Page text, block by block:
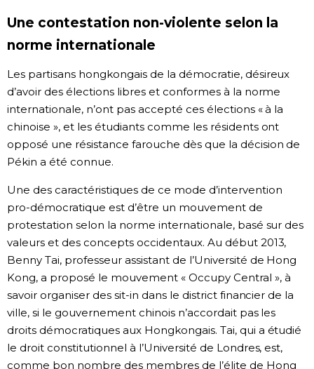
Une contestation non-violente selon la
norme internationale
Les partisans hongkongais de la démocratie, désireux
d’avoir des élections libres et conformes à la norme
internationale, n’ont pas accepté ces élections « à la
chinoise », et les étudiants comme les résidents ont
opposé une résistance farouche dès que la décision de
Pékin a été connue.
Une des caractéristiques de ce mode d’intervention
pro-démocratique est d’être un mouvement de
protestation selon la norme internationale, basé sur des
valeurs et des concepts occidentaux. Au début 2013,
Benny Tai, professeur assistant de l’Université de Hong
Kong, a proposé le mouvement « Occupy Central », à
savoir organiser des sit-in dans le district financier de la
ville, si le gouvernement chinois n’accordait pas les
droits démocratiques aux Hongkongais. Tai, qui a étudié
le droit constitutionnel à l’Université de Londres, est,
comme bon nombre des membres de l’élite de Hong